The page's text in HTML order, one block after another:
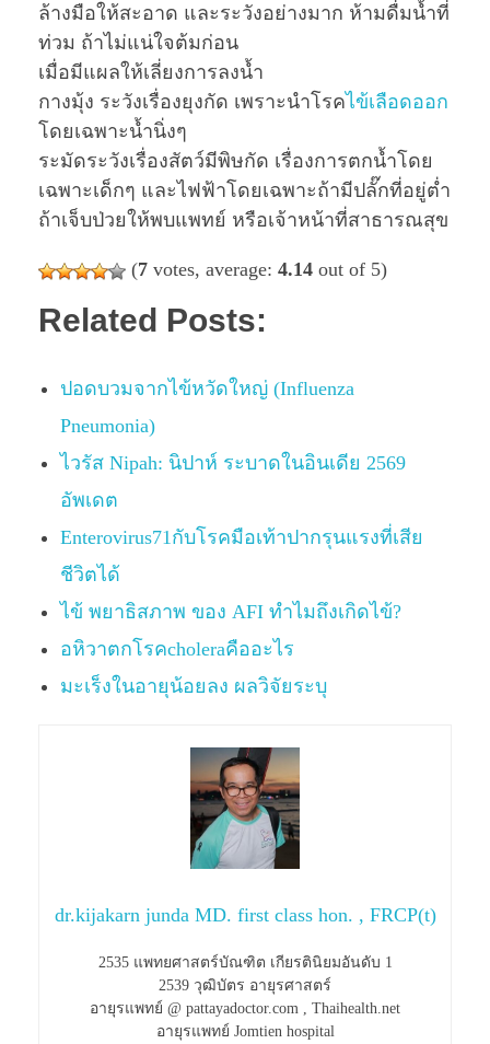
ล้างมือให้สะอาด และระวังอย่างมาก ห้ามดื่มน้ำที่
ท่วม ถ้าไม่แน่ใจต้มก่อน
เมื่อมีแผลให้เลี่ยงการลงน้ำ
กางมุ้ง ระวังเรื่องยุงกัด เพราะนำโรคไข้เลือดออก
โดยเฉพาะน้ำนิ่งๆ
ระมัดระวังเรื่องสัตว์มีพิษกัด เรื่องการตกน้ำโดย
เฉพาะเด็กๆ และไฟฟ้าโดยเฉพาะถ้ามีปลั๊กที่อยู่ต่ำ
ถ้าเจ็บป่วยให้พบแพทย์ หรือเจ้าหน้าที่สาธารณสุข
(7 votes, average: 4.14 out of 5)
Related Posts:
ปอดบวมจากไข้หวัดใหญ่ (Influenza
Pneumonia)
ไวรัส Nipah: นิปาห์ ระบาดในอินเดีย 2569
อัพเดต
Enterovirus71กับโรคมือเท้าปากรุนแรงที่เสีย
ชีวิตได้
ไข้ พยาธิสภาพ ของ AFI ทำไมถึงเกิดไข้?
อหิวาตกโรคcholeraคืออะไร
มะเร็งในอายุน้อยลง ผลวิจัยระบุ
dr.kijakarn junda MD. first class hon. , FRCP(t)
2535 แพทยศาสตร์บัณฑิต เกียรตินิยมอันดับ 1
2539 วุฒิบัตร อายุรศาสตร์
อายุรแพทย์ @ pattayadoctor.com , Thaihealth.net
อายุรแพทย์ Jomtien hospital